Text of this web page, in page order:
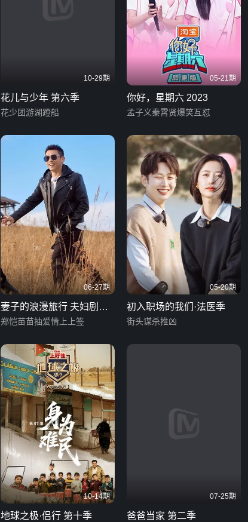
10-29期
花儿与少年 第六季
花少团游湖蹬船
05-21期
你好，星期六 2023
孟子义秦霄贤爆笑互怼
06-27期
妻子的浪漫旅行 夫妇剧情
版
郑恺苗苗抽爱情上上签
05-20期
初入职场的我们·法医季
街头谋杀推凶
10-14期
地球之极·侣行 第十季
07-25期
爸爸当家 第二季